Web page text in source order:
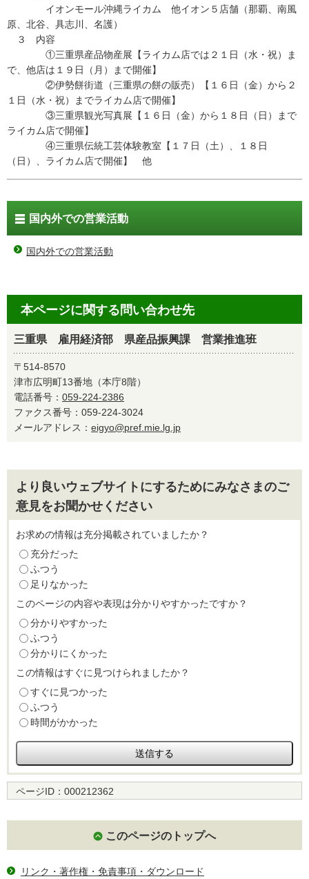
イオンモール沖縄ライカム 他イオン５店舗（那覇、南風
原、北谷、具志川、名護）
３ 内容
①三重県産品物産展【ライカム店では２１日（水・祝）ま
で、他店は１９日（月）まで開催】
②伊勢餅街道（三重県の餅の販売）【１６日（金）から２
１日（水・祝）までライカム店で開催】
③三重県観光写真展【１６日（金）から１８日（日）まで
ライカム店で開催】
④三重県伝統工芸体験教室【１７日（土）、１８日
（日）、ライカム店で開催】 他
国内外での営業活動
国内外での営業活動
本ページに関する問い合わせ先
三重県 雇用経済部 県産品振興課 営業推進班
〒514-8570
津市広明町13番地（本庁8階）
電話番号： 059-224-2386
ファクス番号：059-224-3024
メールアドレス： eigyo@pref.mie.lg.jp
より良いウェブサイトにするためにみなさまのご
意見をお聞かせください
お求めの情報は充分掲載されていましたか？
充分だった
ふつう
足りなかった
このページの内容や表現は分かりやすかったですか？
分かりやすかった
ふつう
分かりにくかった
この情報はすぐに見つけられましたか？
すぐに見つかった
ふつう
時間がかかった
ページID： 000212362
このページのトップへ
リンク・著作権・免責事項・ダウンロード